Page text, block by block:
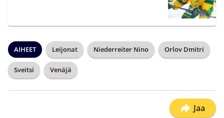
AIHEET Leijonat Niederreiter Nino Orlov Dmitri
Sveitsi Venäjä
Jaa